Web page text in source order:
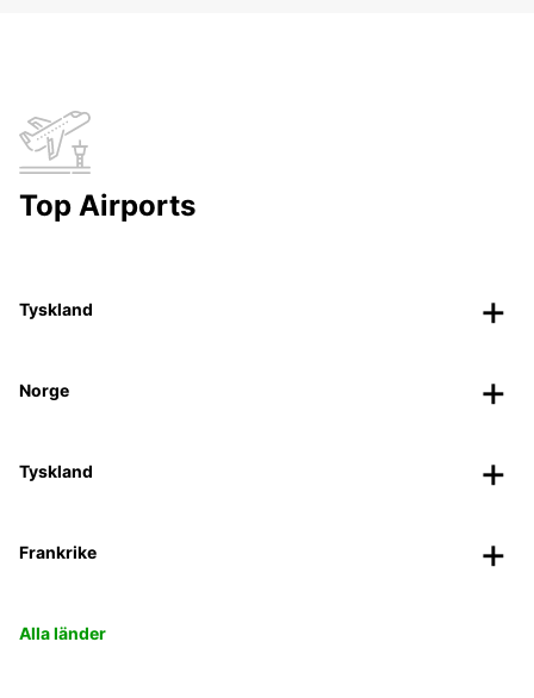
Top Airports
Tyskland
Norge
Tyskland
Frankrike
Alla länder